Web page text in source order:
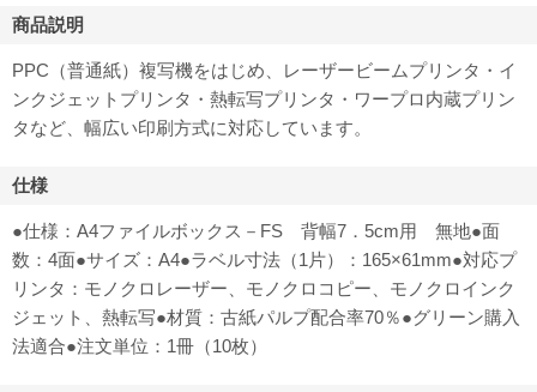
商品説明
PPC（普通紙）複写機をはじめ、レーザービームプリンタ・イ
ンクジェットプリンタ・熱転写プリンタ・ワープロ内蔵プリン
タなど、幅広い印刷方式に対応しています。
仕様
●仕様：A4ファイルボックス－FS 背幅7．5cm用 無地●面
数：4面●サイズ：A4●ラベル寸法（1片）：165×61mm●対応プ
リンタ：モノクロレーザー、モノクロコピー、モノクロインク
ジェット、熱転写●材質：古紙パルプ配合率70％●グリーン購入
法適合●注文単位：1冊（10枚）